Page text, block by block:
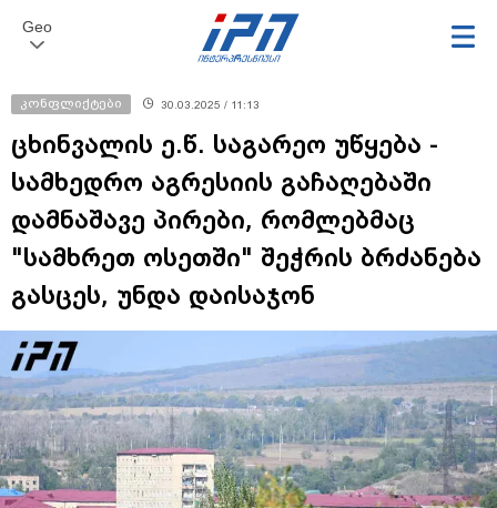
Geo
კონფლიქტები 30.03.2025 / 11:13
ცხინვალის ე.წ. საგარეო უწყება -
სამხედრო აგრესიის გაჩაღებაში
დამნაშავე პირები, რომლებმაც
"სამხრეთ ოსეთში" შეჭრის ბრძანება
გასცეს, უნდა დაისაჯონ